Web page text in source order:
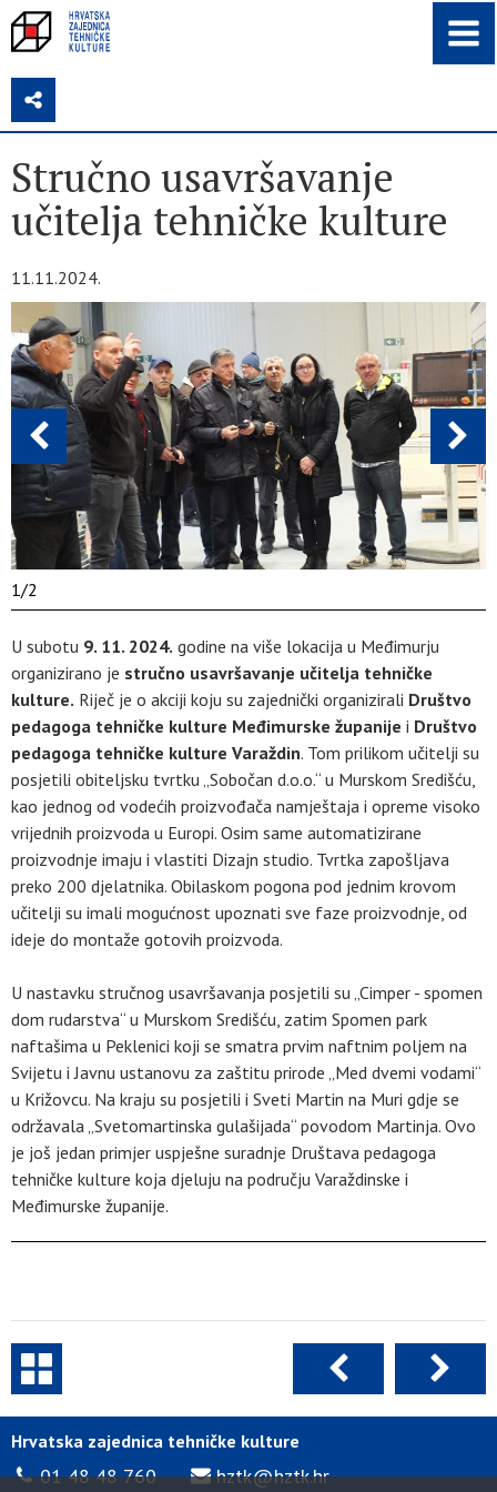
Z
Stručno usavršavanje
učitelja tehničke kulture
11.11.2024.
1/2
U subotu 9. 11. 2024. godine na više lokacija u Međimurju
organizirano je stručno usavršavanje učitelja tehničke
kulture. Riječ je o akciji koju su zajednički organizirali Društvo
pedagoga tehničke kulture Međimurske županije i Društvo
pedagoga tehničke kulture Varaždin. Tom prilikom učitelji su
posjetili obiteljsku tvrtku „Sobočan d.o.o.“ u Murskom Središću,
kao jednog od vodećih proizvođača namještaja i opreme visoko
vrijednih proizvoda u Europi. Osim same automatizirane
proizvodnje imaju i vlastiti Dizajn studio. Tvrtka zapošljava
preko 200 djelatnika. Obilaskom pogona pod jednim krovom
učitelji su imali mogućnost upoznati sve faze proizvodnje, od
ideje do montaže gotovih proizvoda.
U nastavku stručnog usavršavanja posjetili su „Cimper - spomen
dom rudarstva“ u Murskom Središću, zatim Spomen park
naftašima u Peklenici koji se smatra prvim naftnim poljem na
Svijetu i Javnu ustanovu za zaštitu prirode „Med dvemi vodami“
u Križovcu. Na kraju su posjetili i Sveti Martin na Muri gdje se
održavala „Svetomartinska gulašijada“ povodom Martinja. Ovo
je još jedan primjer uspješne suradnje Društava pedagoga
tehničke kulture koja djeluju na području Varaždinske i
Međimurske županije.
Hrvatska zajednica tehničke kulture
01 48 48 760 hztk@hztk.hr